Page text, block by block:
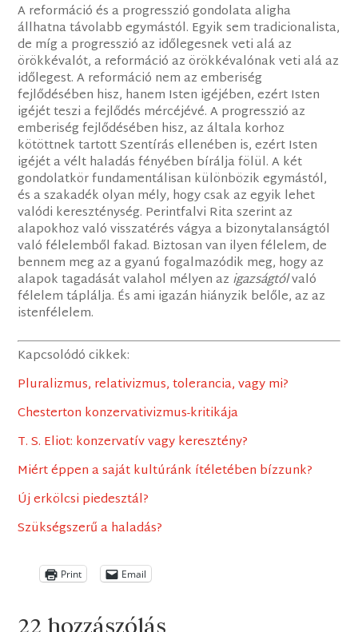
A reformáció és a progresszió gondolata aligha
állhatna távolabb egymástól. Egyik sem tradicionalista,
de míg a progresszió az időlegesnek veti alá az
örökkévalót, a reformáció az örökkévalónak veti alá az
időlegest. A reformáció nem az emberiség
fejlődésében hisz, hanem Isten igéjében, ezért Isten
igéjét teszi a fejlődés mércéjévé. A progresszió az
emberiség fejlődésében hisz, az általa korhoz
kötöttnek tartott Szentírás ellenében is, ezért Isten
igéjét a vélt haladás fényében bírálja fölül. A két
gondolatkör fundamentálisan különbözik egymástól,
és a szakadék olyan mély, hogy csak az egyik lehet
valódi kereszténység. Perintfalvi Rita szerint az
alapokhoz való visszatérés vágya a bizonytalanságtól
való félelemből fakad. Biztosan van ilyen félelem, de
bennem meg az a gyanú fogalmazódik meg, hogy az
alapok tagadását valahol mélyen az igazságtólvaló
félelem táplálja. És ami igazán hiányzik belőle, az az
istenfélelem.
Kapcsolódó cikkek:
Pluralizmus, relativizmus, tolerancia, vagy mi?
Chesterton konzervativizmus-kritikája
T. S. Eliot: konzervatív vagy keresztény?
Miért éppen a saját kultúránk ítéletében bízzunk?
Új erkölcsi piedesztál?
Szükségszerű a haladás?
Print Email
22 hozzászólás